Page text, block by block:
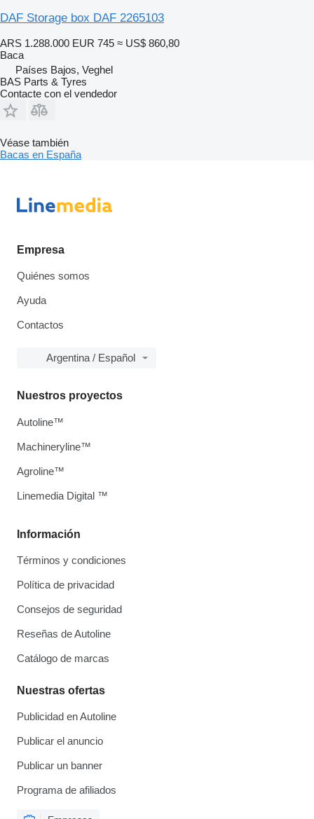
DAF Storage box DAF 2265103
ARS 1.288.000 EUR 745 ≈ US$ 860,80
Baca
Países Bajos, Veghel
BAS Parts & Tyres
Contacte con el vendedor
Véase también
Bacas en España
Empresa
Quiénes somos
Ayuda
Contactos
Argentina / Español
Información
Términos y condiciones
Política de privacidad
Consejos de seguridad
Reseñas de Autoline
Catálogo de marcas
Nuestras ofertas
Publicidad en Autoline
Publicar el anuncio
Publicar un banner
Programa de afiliados
Nuestros proyectos
Autoline™
Machineryline™
Agroline™
Linemedia Digital ™